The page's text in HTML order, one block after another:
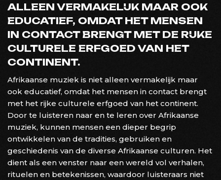
ALLEEN VERMAKELIJK MAAR OOK
EDUCATIEF, OMDAT HET MENSEN
IN CONTACT BRENGT MET DE RIJKE
CULTURELE ERFGOED VAN HET
CONTINENT.
Afrikaanse muziek is niet alleen vermakelijk maar
ook educatief, omdat het mensen in contact brengt
met het rijke culturele erfgoed van het continent.
Door te luisteren naar en te leren over Afrikaanse
muziek, kunnen mensen een dieper begrip
ontwikkelen van de tradities, gebruiken en
geschiedenis van de diverse Afrikaanse culturen. Het
dient als een venster naar een wereld vol verhalen,
rituelen en betekenissen, waardoor luisteraars niet